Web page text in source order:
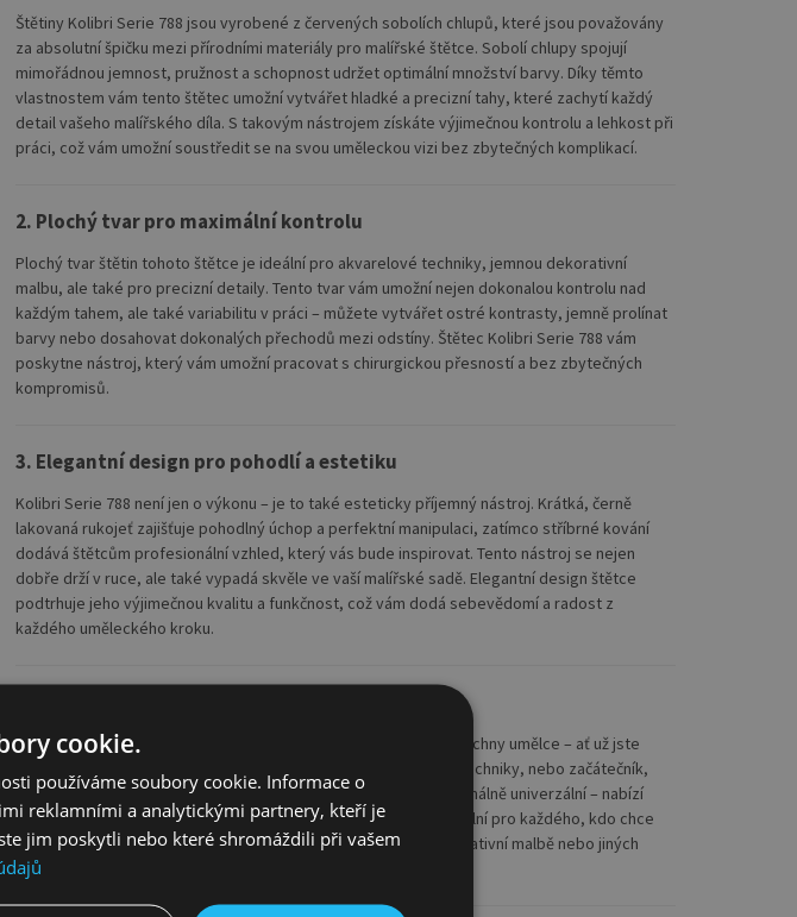
Štětiny Kolibri Serie 788 jsou vyrobené z červených sobolích chlupů, které jsou považovány
za absolutní špičku mezi přírodními materiály pro malířské štětce. Sobolí chlupy spojují
mimořádnou jemnost, pružnost a schopnost udržet optimální množství barvy. Díky těmto
vlastnostem vám tento štětec umožní vytvářet hladké a precizní tahy, které zachytí každý
detail vašeho malířského díla. S takovým nástrojem získáte výjimečnou kontrolu a lehkost při
práci, což vám umožní soustředit se na svou uměleckou vizi bez zbytečných komplikací.
2. Plochý tvar pro maximální kontrolu
Plochý tvar štětin tohoto štětce je ideální pro akvarelové techniky, jemnou dekorativní
malbu, ale také pro precizní detaily. Tento tvar vám umožní nejen dokonalou kontrolu nad
každým tahem, ale také variabilitu v práci – můžete vytvářet ostré kontrasty, jemně prolínat
barvy nebo dosahovat dokonalých přechodů mezi odstíny. Štětec Kolibri Serie 788 vám
poskytne nástroj, který vám umožní pracovat s chirurgickou přesností a bez zbytečných
kompromisů.
3. Elegantní design pro pohodlí a estetiku
Kolibri Serie 788 není jen o výkonu – je to také esteticky příjemný nástroj. Krátká, černě
lakovaná rukojeť zajišťuje pohodlný úchop a perfektní manipulaci, zatímco stříbrné kování
dodává štětcům profesionální vzhled, který vás bude inspirovat. Tento nástroj se nejen
dobře drží v ruce, ale také vypadá skvěle ve vaší malířské sadě. Elegantní design štětce
podtrhuje jeho výjimečnou kvalitu a funkčnost, což vám dodá sebevědomí a radost z
každého uměleckého kroku.
Kolibri Serie 788 je navržen tak, aby byl perfektní volbou pro všechny umělce – ať už jste
profesionální malíř, který hledá spolehlivý nástroj pro náročné techniky, nebo začátečník,
který si přeje začít s kvalitními pomůckami. Tento štětec je maximálně univerzální – nabízí
vynikající kontrolu, flexibilitu a snadné použití, díky čemuž je ideální pro každého, kdo chce
dosahovat výjimečných výsledků při malování akvarelem, dekorativní malbě nebo jiných
technikách.
cookie.
používáme soubory cookie. Informace o
reklamními a analytickými partnery, kteří je
jim poskytli nebo které shromáždili při vašem